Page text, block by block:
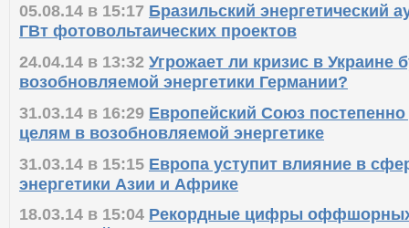
05.08.14 в 15:17 Бразильский энергетический
ГВт фотовольтаических проектов
24.04.14 в 13:32 Угрожает ли кризис в Украине
возобновляемой энергетики Германии?
31.03.14 в 16:29 Европейский Союз
целям в возобновляемой энергетике
31.03.14 в 15:15 Европа уступит влияние в
энергетики Азии и Африке
18.03.14 в 15:04 Рекордные цифры